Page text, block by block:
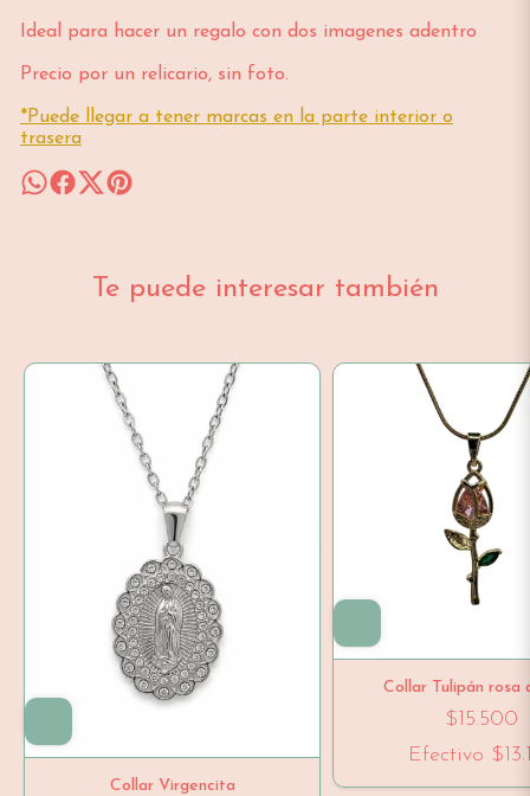
Ideal para hacer un regalo con dos imagenes adentro
Precio por un relicario, sin foto.
*Puede llegar a tener marcas en la parte interior o
trasera
Te puede interesar también
Collar Virgencita
Collar Tulipán rosa
$15.500
Efectivo